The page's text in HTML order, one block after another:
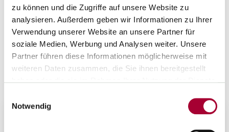
zu können und die Zugriffe auf unsere Website zu
analysieren. Außerdem geben wir Informationen zu Ihrer
Verwendung unserer Website an unsere Partner für
soziale Medien, Werbung und Analysen weiter. Unsere
Partner führen diese Informationen möglicherweise mit
weiteren Daten zusammen, die Sie ihnen bereitgestellt
haben oder die sie im Rahmen Ihrer Nutzung der Dienste
Notwendig
OV, KV, StV Reg. Bez. Arnsberg
PR Gesamtschule Arnsberg
FG Sekundarschule
manuela.ten.haaf[at]gew-nrw.de
+49 1771650277
Kontakt speichern